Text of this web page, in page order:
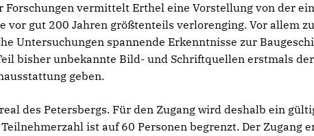
vermittelt Erthel eine Vorstellung von der
vor gut 200 Jahren größtenteils verlorenging. Vor allem
Untersuchungen spannende Erkenntnisse zur
bisher unbekannte Bild- und Schriftquellen erstmals
geben.
des Petersbergs. Für den Zugang wird deshalb ein
ist auf 60 Personen begrenzt. Der Zugang